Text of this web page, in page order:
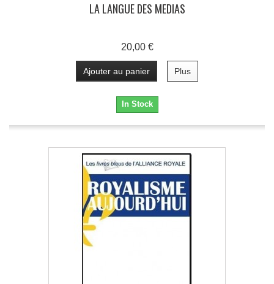
LA LANGUE DES MEDIAS
20,00 €
Ajouter au panier Plus
In Stock